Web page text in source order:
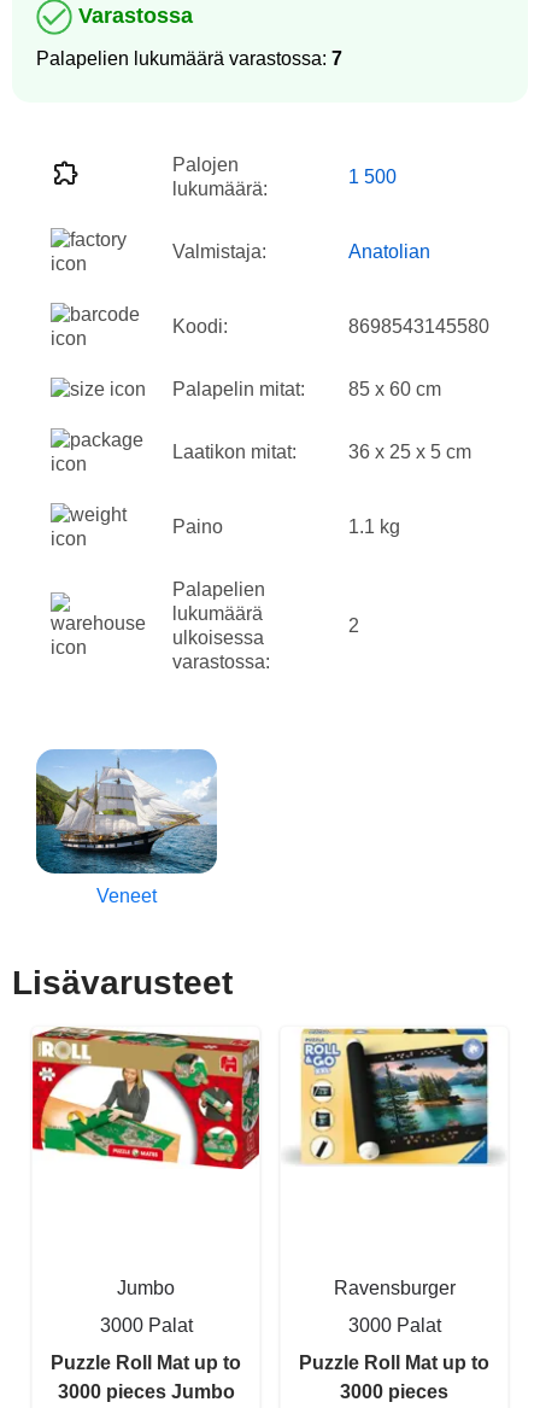
Varastossa
Palapelien lukumäärä varastossa: 7
Palojen
lukumäärä:
1 500
Valmistaja: Anatolian
Koodi: 8698543145580
Palapelin mitat: 85 x 60 cm
Laatikon mitat: 36 x 25 x 5 cm
Paino 1.1 kg
Palapelien
lukumäärä
ulkoisessa
varastossa:
2
Veneet
Lisävarusteet
Jumbo
3000 Palat
Puzzle Roll Mat up to
3000 pieces Jumbo
Ravensburger
3000 Palat
Puzzle Roll Mat up to
3000 pieces